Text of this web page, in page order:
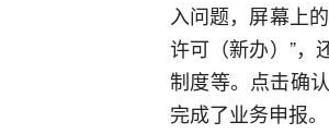
入问题，屏幕上
许可（新办）”，
制度等。点击确
完成了业务申报。